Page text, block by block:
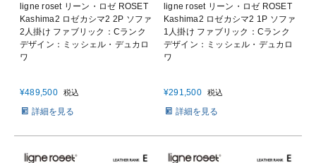
ligne roset リーン・ロゼ ROSET
Kashima2 ロゼカシマ2 2P ソファ
2人掛け ファブリック：Cランク
デザイン：ミッシェル・デュカロ
ワ
¥489,500 税込
詳細を見る
ligne roset リーン・ロゼ ROSET
Kashima2 ロゼカシマ2 1P ソファ
1人掛け ファブリック：Cランク
デザイン：ミッシェル・デュカロ
ワ
¥291,500 税込
詳細を見る